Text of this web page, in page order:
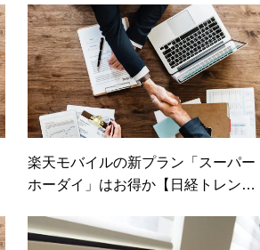
た“子どもの力”（日経DUAL）
楽天モバイルの新プラン「スーパー
ホーダイ」はお得か【日経トレンデ